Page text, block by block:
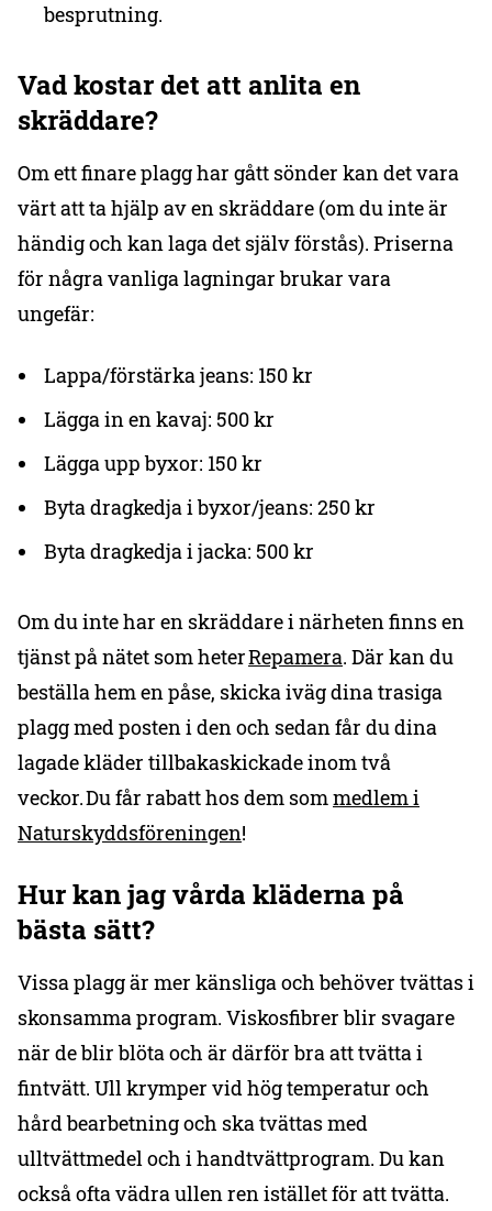
besprutning.
Vad kostar det att anlita en
skräddare?
Om ett finare plagg har gått sönder kan det vara
värt att ta hjälp av en skräddare (om du inte är
händig och kan laga det själv förstås). Priserna
för några vanliga lagningar brukar vara
ungefär:
Lappa/förstärka jeans: 150 kr
Lägga in en kavaj: 500 kr
Lägga upp byxor: 150 kr
Byta dragkedja i byxor/jeans: 250 kr
Byta dragkedja i jacka: 500 kr
Om du inte har en skräddare i närheten finns en
tjänst på nätet som heterRepamera. Där kan du
beställa hem en påse, skicka iväg dina trasiga
plagg med posten i den och sedan får du dina
lagade kläder tillbakaskickade inom två
veckor. Du får rabatt hos dem sommedlem i
Naturskyddsföreningen!
Hur kan jag vårda kläderna på
bästa sätt?
Vissa plagg är mer känsliga och behöver tvättas i
skonsamma program. Viskosfibrer blir svagare
när de blir blöta och är därför bra att tvätta i
fintvätt. Ull krymper vid hög temperatur och
hård bearbetning och ska tvättas med
ulltvättmedel och i handtvättprogram. Du kan
också ofta vädra ullen ren istället för att tvätta.